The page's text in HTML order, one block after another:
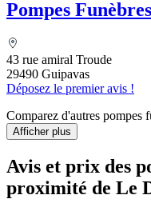
Pompes
43 rue amiral Troude
29490 Guipavas
Déposez le premier avis !
Comparez d'autres pompes
Afficher plus
Avis et prix des
proximité de Le